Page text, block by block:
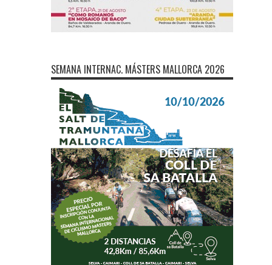
SEMANA INTERNAC. MÁSTERS MALLORCA 2026